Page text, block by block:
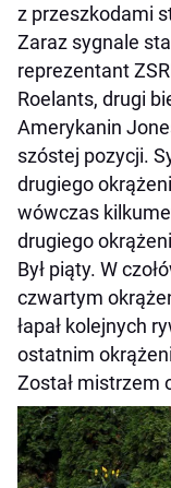
z przeszkodami
Zaraz sygnale
reprezentant
Roelants, drugi
Amerykanin
szóstej pozycji.
drugiego
wówczas
drugiego
Był piąty. W
czwartym
łapał kolejnych
ostatnim
Został mistrzem